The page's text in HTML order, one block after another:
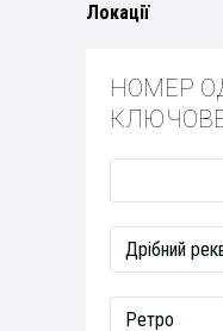
Локації
НОМЕР